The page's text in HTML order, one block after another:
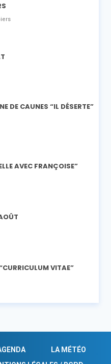
DE CAUNES “IL DÉSERTE”
AVEC FRANÇOISE”
VITAE”
LA MÉTÉO